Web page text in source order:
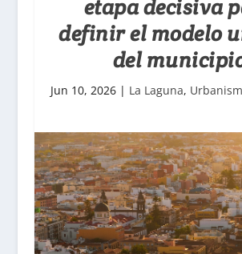
etapa decisiva
definir el modelo
del
Jun 10, 2026| La Laguna,